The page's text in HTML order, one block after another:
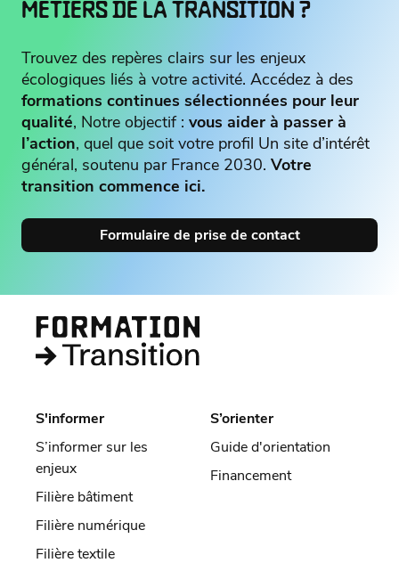
METIERS DE LA TRANSITION ?
Trouvez des repères clairs sur les enjeux
écologiques liés à votre activité. Accédez à des
formations continues sélectionnées pour leur
qualité, Notre objectif : vous aider à passer à
l’action, quel que soit votre profil Un site d’intérêt
général, soutenu par France 2030. Votre
transition commence ici.
Formulaire de prise de contact
S'informer
S’informer sur les
enjeux
Filière bâtiment
Filière numérique
Filière textile
S’orienter
Guide d'orientation
Financement